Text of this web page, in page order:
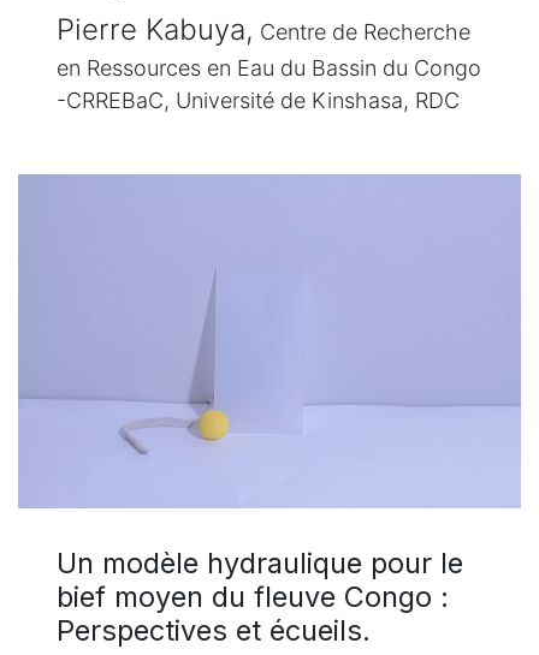
Pierre Kabuya, Centre de Recherche
en Ressources en Eau du Bassin du Congo
-CRREBaC, Université de Kinshasa, RDC
Un modèle hydraulique pour le
bief moyen du fleuve Congo :
Perspectives et écueils.